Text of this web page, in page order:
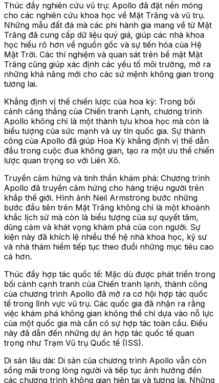
Thúc đẩy nghiên cứu vũ trụ: Apollo đã đặt nền móng
cho các nghiên cứu khoa học về Mặt Trăng và vũ trụ.
Những mẫu đất đá mà các phi hành gia mang về từ Mặt
Trăng đã cung cấp dữ liệu quý giá, giúp các nhà khoa
học hiểu rõ hơn về nguồn gốc và sự tiến hóa của Hệ
Mặt Trời. Các thí nghiệm và quan sát trên bề mặt Mặt
Trăng cũng giúp xác định các yếu tố môi trường, mở ra
những khả năng mới cho các sứ mệnh không gian trong
tương lai.
Khẳng định vị thế chiến lược của hoa kỳ: Trong bối
cảnh căng thẳng của Chiến tranh Lạnh, chương trình
Apollo không chỉ là một thành tựu khoa học mà còn là
biểu tượng của sức mạnh và uy tín quốc gia. Sự thành
công của Apollo đã giúp Hoa Kỳ khẳng định vị thế dẫn
đầu trong cuộc đua không gian, tạo ra một ưu thế chiến
lược quan trọng so với Liên Xô.
Truyền cảm hứng và tinh thần khám phá: Chương trình
Apollo đã truyền cảm hứng cho hàng triệu người trên
khắp thế giới. Hình ảnh Neil Armstrong bước những
bước đầu tiên trên Mặt Trăng không chỉ là một khoảnh
khắc lịch sử mà còn là biểu tượng của sự quyết tâm,
dũng cảm và khát vọng khám phá của con người. Sự
kiện này đã khích lệ nhiều thế hệ nhà khoa học, kỹ sư
và nhà thám hiểm tiếp tục theo đuổi những mục tiêu cao
cả hơn.
Thúc đẩy hợp tác quốc tế: Mặc dù được phát triển trong
bối cảnh cạnh tranh của Chiến tranh lạnh, thành công
của chương trình Apollo đã mở ra cơ hội hợp tác quốc
tế trong lĩnh vực vũ trụ. Các quốc gia đã nhận ra rằng
việc khám phá không gian không thể chỉ dựa vào nỗ lực
của một quốc gia mà cần có sự hợp tác toàn cầu. Điều
này đã dẫn đến những dự án hợp tác quốc tế quan
trọng như Trạm Vũ trụ Quốc tế (ISS).
Di sản lâu dài: Di sản của chương trình Apollo vẫn còn
sống mãi trong lòng người và tiếp tục ảnh hưởng đến
các chương trình không gian hiện tại và tương lai. Những